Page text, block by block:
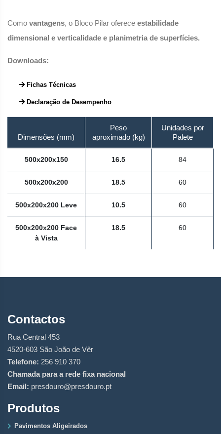
Como vantagens, o Bloco Pilar oferece estabilidade
dimensional e verticalidade e planimetria de superfícies.
Downloads:
Fichas Técnicas
Declaração de Desempenho
Dimensões (mm)
Peso
aproximado (kg)
Unidades por
Palete
500x200x150 16.5 84
500x200x200 18.5 60
500x200x200 Leve 10.5 60
500x200x200 Face
à Vista
18.5 60
Contactos
Rua Central 453
4520-603 São João de Vêr
Telefone: 256 910 370
Chamada para a rede fixa nacional
Email: presdouro@presdouro.pt
Produtos
Pavimentos Aligeirados